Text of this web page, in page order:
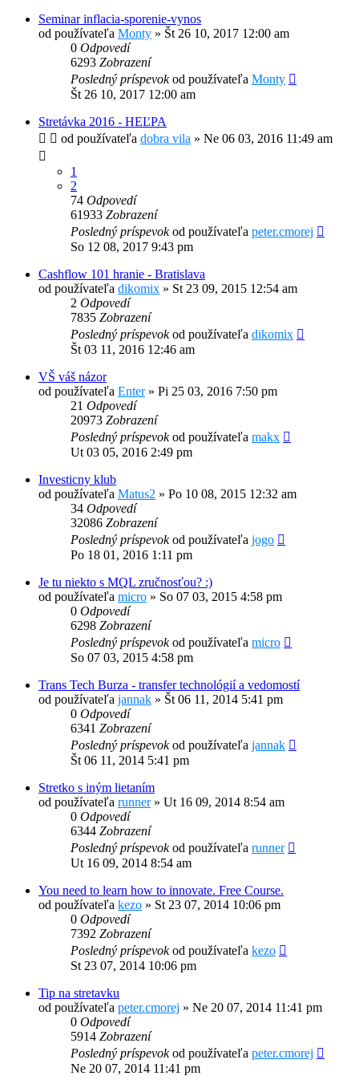
Seminar inflacia-sporenie-vynos
od používateľa Monty » Št 26 10, 2017 12:00 am
0 Odpovedí
6293 Zobrazení
Posledný príspevokod používateľa Monty
Št 26 10, 2017 12:00 am
Stretávka 2016 - HEĽPA
od používateľa dobra vila » Ne 06 03, 2016 11:49 am
1
2
74 Odpovedí
61933 Zobrazení
Posledný príspevokod používateľa peter.cmorej
So 12 08, 2017 9:43 pm
Cashflow 101 hranie - Bratislava
od používateľa dikomix » St 23 09, 2015 12:54 am
2 Odpovedí
7835 Zobrazení
Posledný príspevokod používateľa dikomix
Št 03 11, 2016 12:46 am
VŠ váš názor
od používateľa Enter» Pi 25 03, 2016 7:50 pm
21 Odpovedí
20973 Zobrazení
Posledný príspevokod používateľa makx
Ut 03 05, 2016 2:49 pm
Investicny klub
od používateľa Matus2 » Po 10 08, 2015 12:32 am
34 Odpovedí
32086 Zobrazení
Posledný príspevokod používateľa jogo
Po 18 01, 2016 1:11 pm
Je tu niekto s MQL zručnosťou? :)
od používateľa micro » So 07 03, 2015 4:58 pm
0 Odpovedí
6298 Zobrazení
Posledný príspevokod používateľa micro
So 07 03, 2015 4:58 pm
Trans Tech Burza - transfer technológií a vedomostí
od používateľa jannak » Št 06 11, 2014 5:41 pm
0 Odpovedí
6341 Zobrazení
Posledný príspevokod používateľa jannak
Št 06 11, 2014 5:41 pm
Stretko s iným lietaním
od používateľa runner» Ut 16 09, 2014 8:54 am
0 Odpovedí
6344 Zobrazení
Posledný príspevokod používateľa runner
Ut 16 09, 2014 8:54 am
You need to learn how to innovate. Free Course.
od používateľa kezo » St 23 07, 2014 10:06 pm
0 Odpovedí
7392 Zobrazení
Posledný príspevokod používateľa kezo
St 23 07, 2014 10:06 pm
Tip na stretavku
od používateľa peter.cmorej » Ne 20 07, 2014 11:41 pm
0 Odpovedí
5914 Zobrazení
Posledný príspevokod používateľa peter.cmorej
Ne 20 07, 2014 11:41 pm